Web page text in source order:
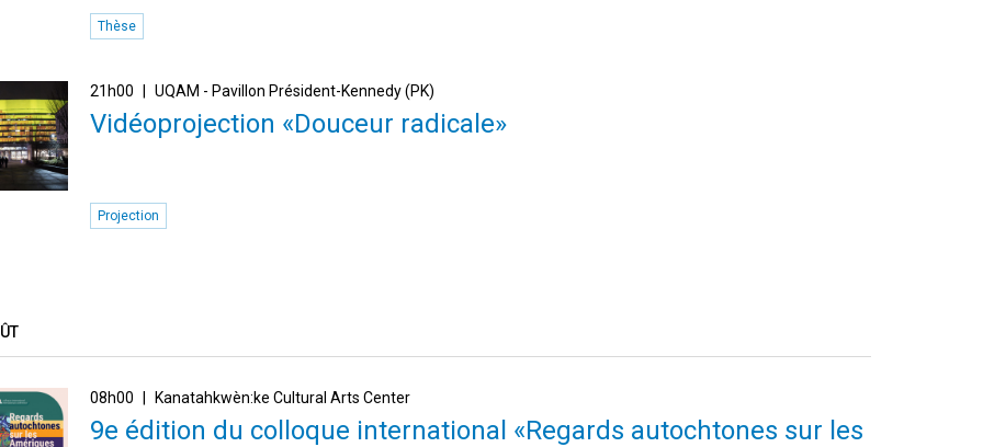
Thèse
21h00 UQAM - Pavillon Président-Kennedy (PK)
Vidéoprojection «Douceur radicale»
Projection
08h00 Kanatahkwèn:ke Cultural Arts Center
9e édition du colloque international «Regards autochtones sur les